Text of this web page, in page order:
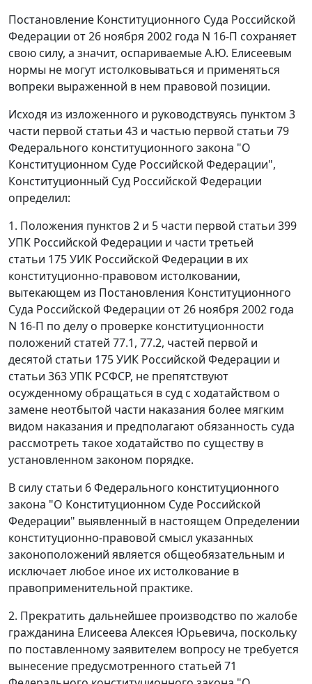
Постановление Конституционного Суда Российской
Федерации от 26 ноября 2002 года N 16-П сохраняет
свою силу, а значит, оспариваемые А.Ю. Елисеевым
нормы не могут истолковываться и применяться
вопреки выраженной в нем правовой позиции.
Исходя из изложенного и руководствуясь пунктом 3
части первой статьи 43 и частью первой статьи 79
Федерального конституционного закона "О
Конституционном Суде Российской Федерации",
Конституционный Суд Российской Федерации
определил:
1. Положения пунктов 2 и 5 части первой статьи 399
УПК Российской Федерации и части третьей
статьи 175УИК Российской Федерации в их
конституционно-правовом истолковании,
вытекающем из Постановления Конституционного
Суда Российской Федерации от 26 ноября 2002 года
N 16-П по делу о проверке конституционности
положений статей 77.1, 77.2, частей первой и
десятой статьи 175 УИК Российской Федерации и
статьи 363 УПК РСФСР, не препятствуют
осужденному обращаться в суд с ходатайством о
замене неотбытой части наказания более мягким
видом наказания и предполагают обязанность суда
рассмотреть такое ходатайство по существу в
установленном законом порядке.
В силу статьи 6Федерального конституционного
закона "О Конституционном Суде Российской
Федерации" выявленный в настоящем Определении
конституционно-правовой смысл указанных
законоположений является общеобязательным и
исключает любое иное их истолкование в
правоприменительной практике.
2. Прекратить дальнейшее производство по жалобе
гражданина Елисеева Алексея Юрьевича, поскольку
по поставленному заявителем вопросу не требуется
вынесение предусмотренного статьей 71